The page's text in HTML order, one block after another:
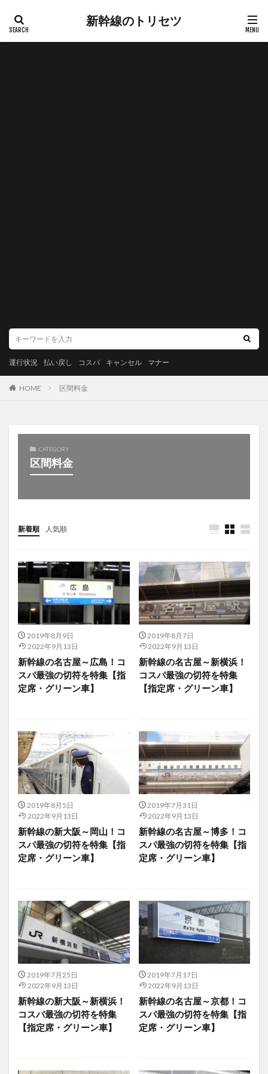
新幹線のトリセツ
運行状況 払い戻し コスパ キャンセル マナー
HOME 区間料金
CATEGORY
区間料金
新着順 人気順
2019年8月9日
2022年9月13日
新幹線の名古屋～広島！コ
スパ最強の切符を特集【指
定席・グリーン車】
2019年8月7日
2022年9月13日
新幹線の名古屋～新横浜！
コスパ最強の切符を特集
【指定席・グリーン車】
2019年8月5日
2022年9月13日
新幹線の新大阪～岡山！コ
スパ最強の切符を特集【指
定席・グリーン車】
2019年7月31日
2022年9月13日
新幹線の名古屋～博多！コ
スパ最強の切符を特集【指
定席・グリーン車】
2019年7月25日
2022年9月13日
新幹線の新大阪～新横浜！
コスパ最強の切符を特集
【指定席・グリーン車】
2019年7月17日
2022年9月13日
新幹線の名古屋～京都！コ
スパ最強の切符を特集【指
定席・グリーン車】